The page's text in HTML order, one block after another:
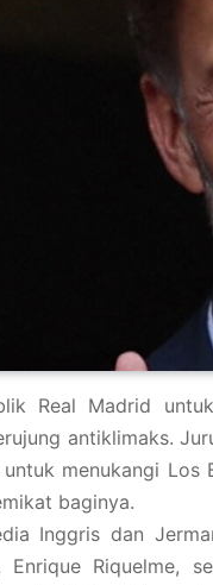
Real Madrid
antiklimaks.
menukangi Los
baginya.
Inggris dan
Enrique Riquelme,